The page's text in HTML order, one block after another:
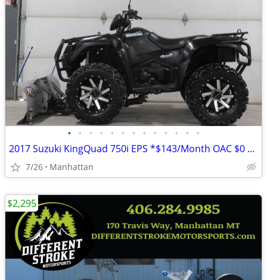
• • • • • • • • • • • • •
2017 Suzuki KingQuad 750i EPS *$143/Month OAC $0 Down* *Street Legal*
7/26 Manhattan
$2,295